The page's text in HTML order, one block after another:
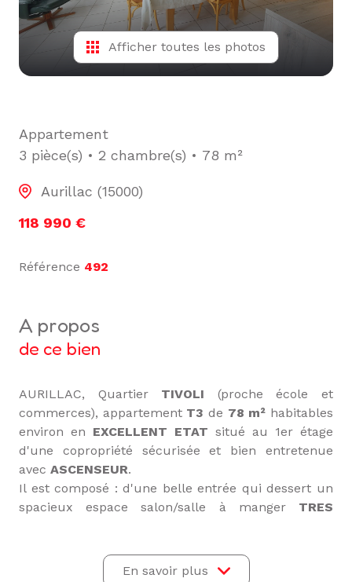
Afficher toutes les photos
Appartement
3 pièce(s)
2 chambre(s) 78 m²
Aurillac (15000)
118 990 €
Référence 492
a propos
de ce bien
AURILLAC, Quartier TIVOLI (proche école et
commerces), appartement T3 de 78 m² habitables
environ en EXCELLENT ETAT situé au 1er étage
d'une copropriété sécurisée et bien entretenue
avec ASCENSEUR.
Il est composé : d'une belle entrée qui dessert un
spacieux espace salon/salle à manger TRES
salle d'eau, d'une buanderie, d'un WC séparés et
En savoir plus